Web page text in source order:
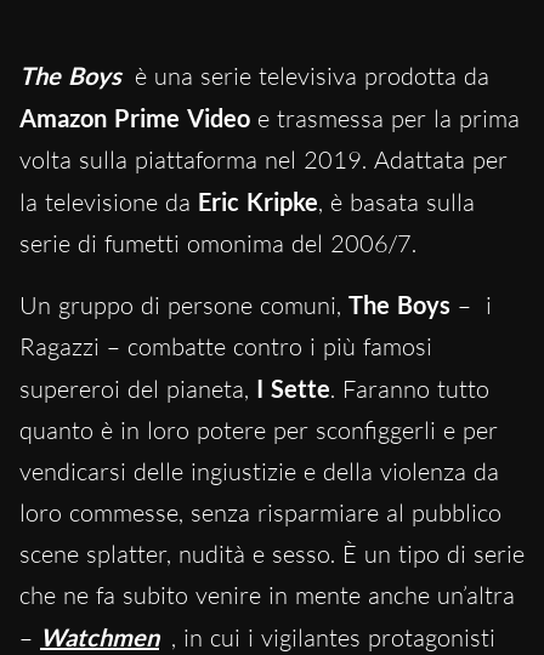
The Boys è una serie televisiva prodotta da
Amazon Prime Video e trasmessa per la prima
volta sulla piattaforma nel 2019. Adattata per
la televisione da Eric Kripke, è basata sulla
serie di fumetti omonima del 2006/7.
Un gruppo di persone comuni, The Boys – i
Ragazzi – combatte contro i più famosi
supereroi del pianeta, I Sette. Faranno tutto
quanto è in loro potere per sconfiggerli e per
vendicarsi delle ingiustizie e della violenza da
loro commesse, senza risparmiare al pubblico
scene splatter, nudità e sesso. È un tipo di serie
che ne fa subito venire in mente anche un’altra
– Watchmen , in cui i vigilantes protagonisti